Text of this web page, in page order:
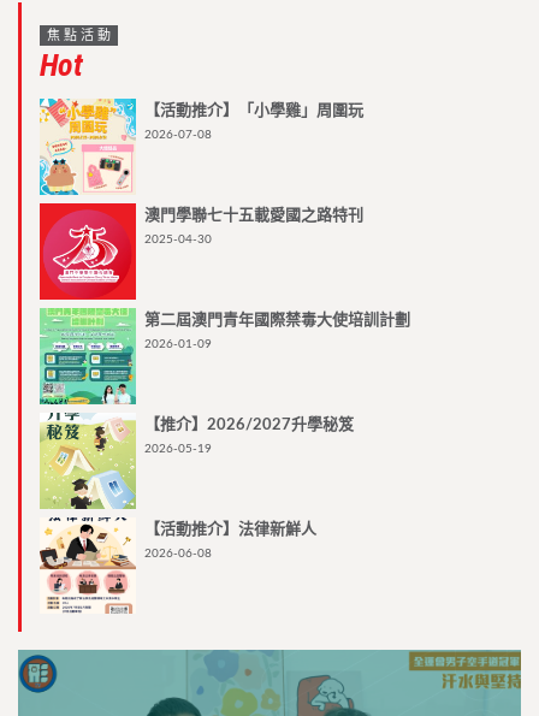
焦點活動
Hot
【活動推介】「小學雞」周圍玩
2026-07-08
澳門學聯七十五載愛國之路特刊
2025-04-30
第二屆澳門青年國際禁毒大使培訓計劃
2026-01-09
【推介】2026/2027升學秘笈
2026-05-19
【活動推介】法律新鮮人
2026-06-08